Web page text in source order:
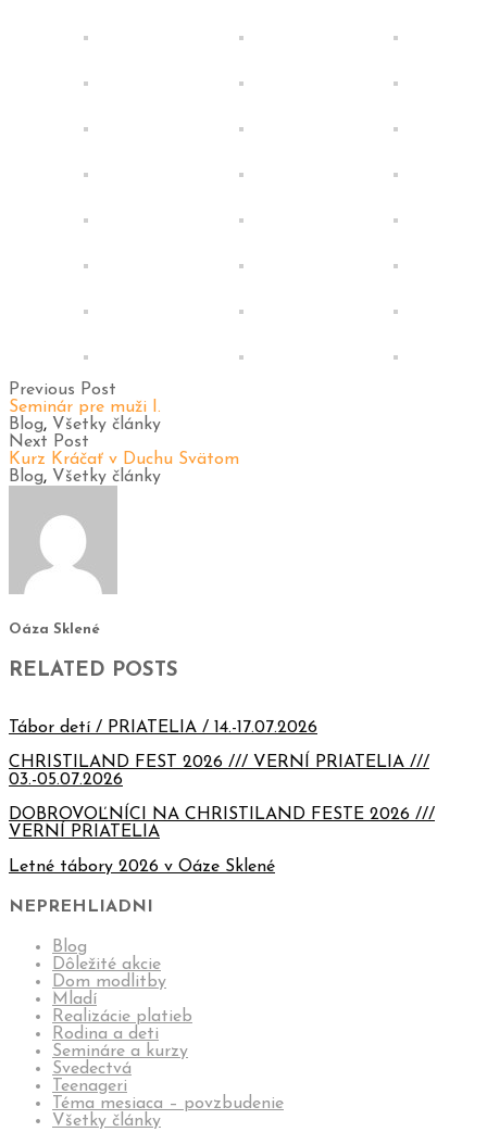
Previous Post
Seminár pre muži I.
Blog, Všetky články
Next Post
Kurz Kráčať v Duchu Svätom
Blog, Všetky články
Oáza Sklené
RELATED POSTS
Tábor detí / PRIATELIA / 14.-17.07.2026
CHRISTILAND FEST 2026 /// VERNÍ PRIATELIA ///
03.-05.07.2026
DOBROVOĽNÍCI NA CHRISTILAND FESTE 2026 ///
VERNÍ PRIATELIA
Letné tábory 2026 v Oáze Sklené
NEPREHLIADNI
Blog
Dôležité akcie
Dom modlitby
Mladí
Realizácie platieb
Rodina a deti
Semináre a kurzy
Svedectvá
Teenageri
Téma mesiaca – povzbudenie
Všetky články